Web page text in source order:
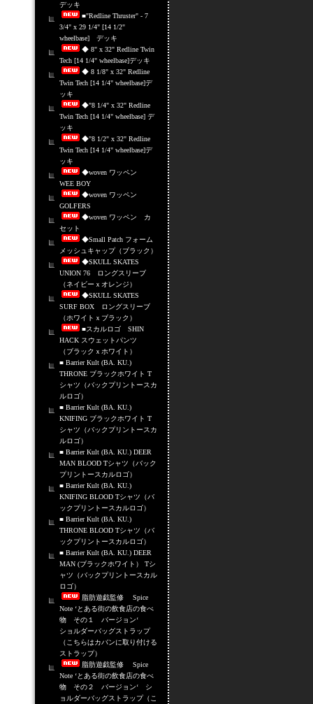
デッキ
■"Redline Thruster" - 7
3/4" x 29 1/4" [14 1/2"
wheelbase] デッキ
◆ 8" x 32" Redline Twin
Tech [14 1/4" wheelbase]デッキ
◆ 8 1/8" x 32" Redline
Twin Tech [14 1/4" wheelbase]デ
ッキ
◆"8 1/4" x 32" Redline
Twin Tech [14 1/4" wheelbase] デ
ッキ
◆"8 1/2" x 32" Redline
Twin Tech [14 1/4" wheelbase]デ
ッキ
◆woven ワッペン
WEE BOY
◆woven ワッペン
GOLFERS
◆woven ワッペン カ
セット
◆Small Patch フォーム
メッシュキャップ（ブラック）
◆SKULL SKATES
UNION 76 ロングスリーブ
（ネイビーｘオレンジ）
◆SKULL SKATES
SURF BOX ロングスリーブ
（ホワイトｘブラック）
■スカルロゴ SHIN
HACK スウェットパンツ
（ブラックｘホワイト）
■ Barrier Kult (BA. KU.)
THRONE ブラックホワイト T
シャツ（バックプリントースカ
ルロゴ）
■ Barrier Kult (BA. KU.)
KNIFING ブラックホワイト T
シャツ（バックプリントースカ
ルロゴ）
■ Barrier Kult (BA. KU.) DEER
MAN BLOOD Tシャツ（バック
プリントースカルロゴ）
■ Barrier Kult (BA. KU.)
KNIFING BLOOD Tシャツ（バ
ックプリントースカルロゴ）
■ Barrier Kult (BA. KU.)
THRONE BLOOD Tシャツ（バ
ックプリントースカルロゴ）
■ Barrier Kult (BA. KU.) DEER
MAN (ブラックホワイト） Tシ
ャツ（バックプリントースカル
ロゴ）
脂肪遊戯監修 Spice
Note ‘とある街の飲食店の食べ
物 その１ バージョン‘
ショルダーバッグストラップ
（こちらはカバンに取り付ける
ストラップ）
脂肪遊戯監修 Spice
Note ‘とある街の飲食店の食べ
物 その２ バージョン‘ シ
ョルダーバッグストラップ（こ